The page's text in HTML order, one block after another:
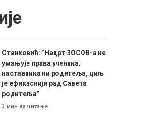
Станковић: ”Нацрт ЗОСОВ-а не
умањује права ученика,
наставника ни родитеља, циљ
је ефикаснији рад Савета
родитеља”
3 мин за читање